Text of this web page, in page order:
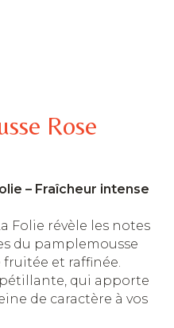
Rose
– Fraîcheur intense
Folie révèle les notes
du pamplemousse
et raffinée.
qui apporte
de caractère à vos